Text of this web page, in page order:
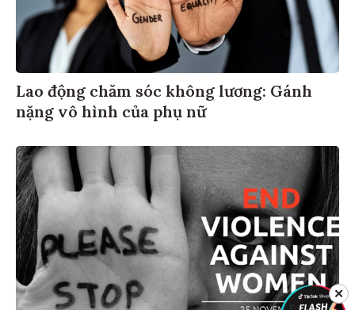
Lao động chăm sóc không lương: Gánh
nặng vô hình của phụ nữ
✕